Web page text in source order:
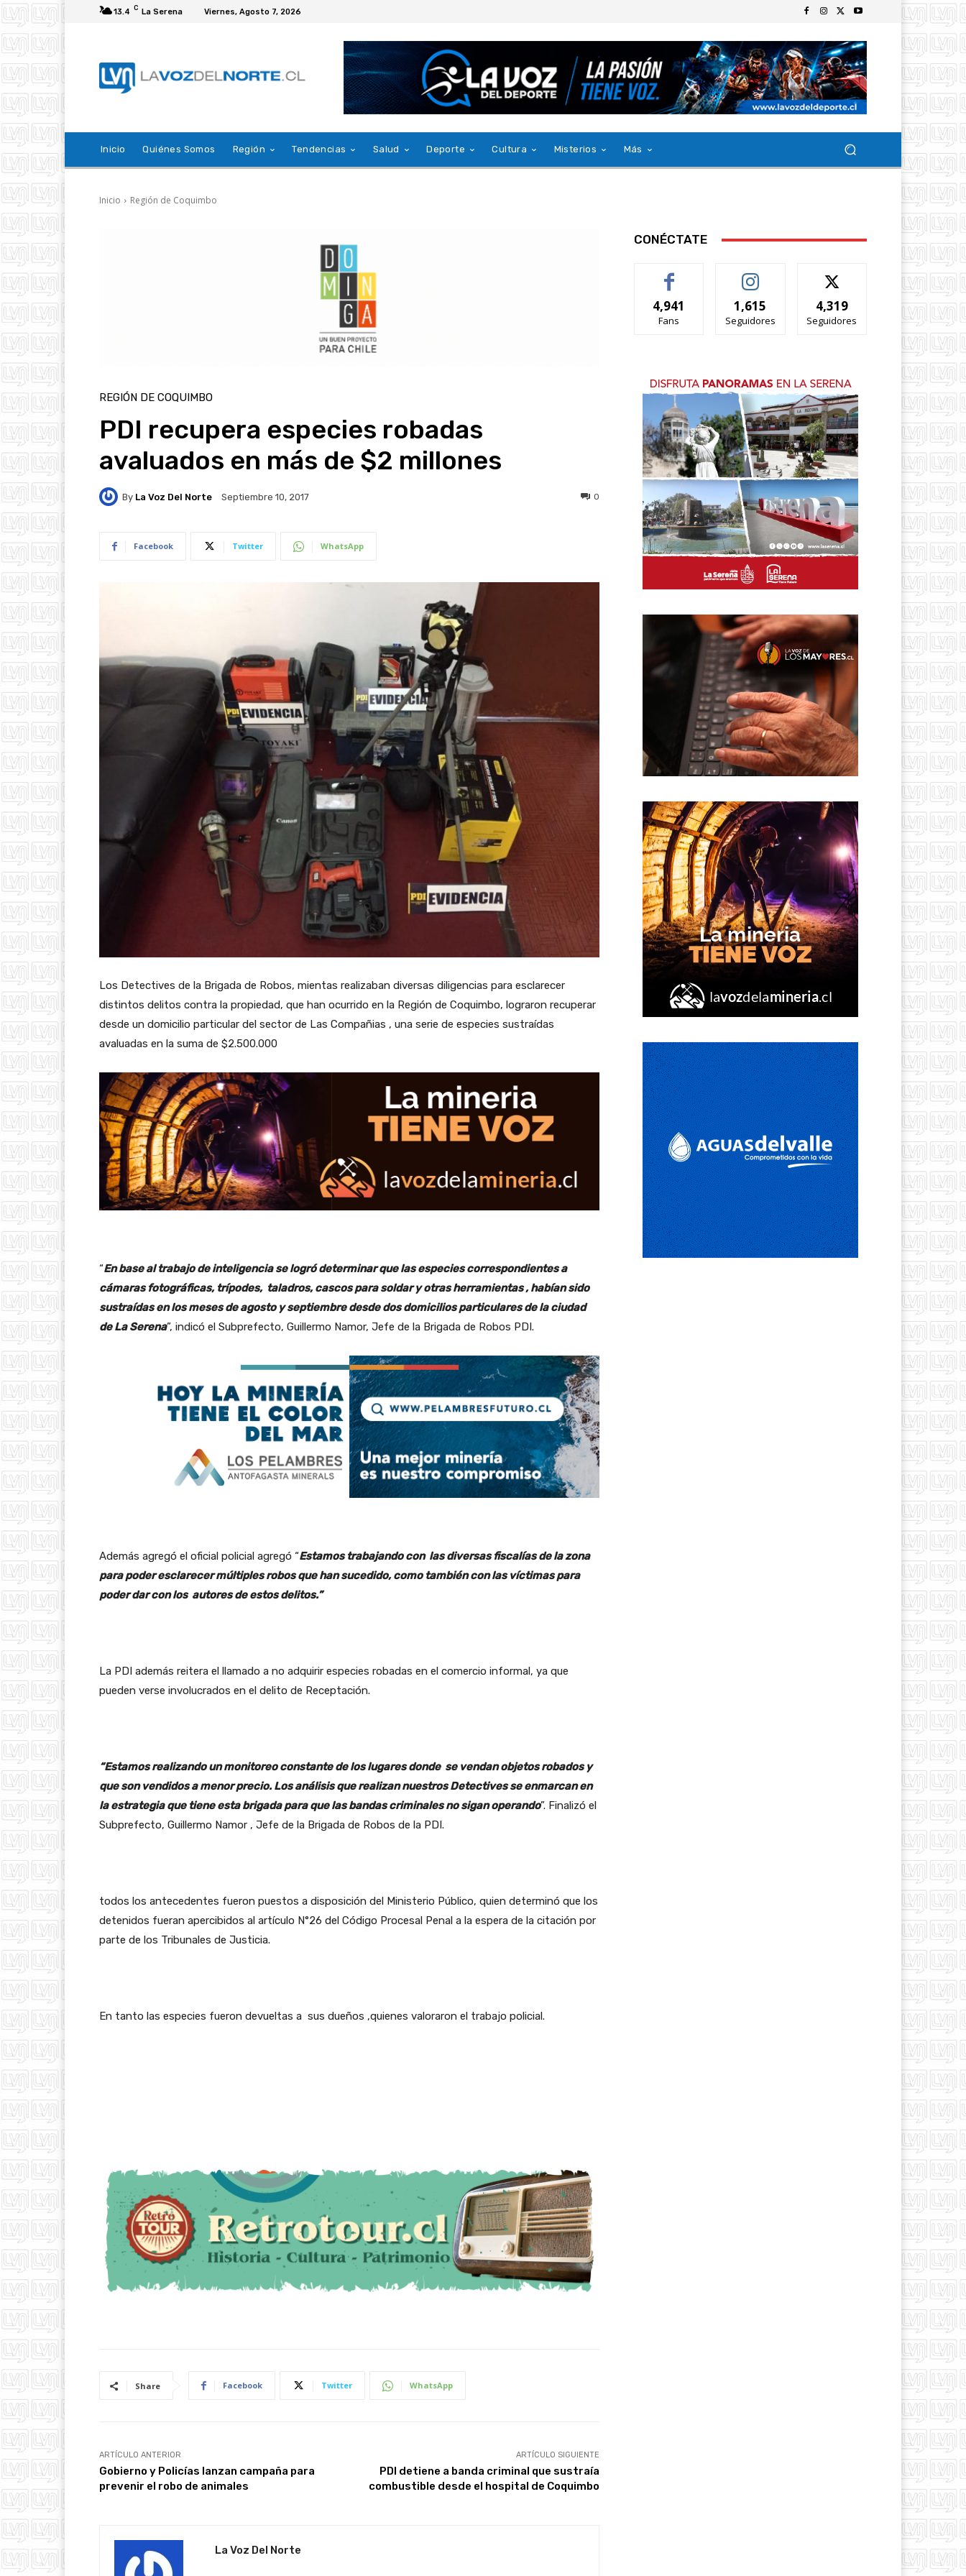
13.4 C La Serena Viernes, Agosto 7, 2026
Inicio Quiénes Somos Región Tendencias Salud Deporte Cultura Misterios Más
Inicio Región de Coquimbo
REGIÓN DE COQUIMBO
PDI recupera especies robadas
avaluados en más de $2 millones
By La Voz Del Norte Septiembre 10, 2017 0
Facebook Twitter WhatsApp
Los Detectives de la Brigada de Robos, mientas realizaban diversas diligencias para esclarecer
distintos delitos contra la propiedad, que han ocurrido en la Región de Coquimbo, lograron recuperar
desde un domicilio particular del sector de Las Compañias , una serie de especies sustraídas
avaluadas en la suma de $2.500.000
“En base al trabajo de inteligencia se logró determinar que las especies correspondientes a
cámaras fotográficas, trípodes, taladros, cascos para soldar y otras herramientas , habían sido
sustraídas en los meses de agosto y septiembre desde dos domicilios particulares de la ciudad
de La Serena”, indicó el Subprefecto, Guillermo Namor, Jefe de la Brigada de Robos PDI.
Además agregó el oficial policial agregó “Estamos trabajando con las diversas fiscalías de la zona
para poder esclarecer múltiples robos que han sucedido, como también con las víctimas para
poder dar con los autores de estos delitos.”
La PDI además reitera el llamado a no adquirir especies robadas en el comercio informal, ya que
pueden verse involucrados en el delito de Receptación.
“Estamos realizando un monitoreo constante de los lugares donde se vendan objetos robados y
que son vendidos a menor precio. Los análisis que realizan nuestros Detectives se enmarcan en
la estrategia que tiene esta brigada para que las bandas criminales no sigan operando”. Finalizó el
Subprefecto, Guillermo Namor , Jefe de la Brigada de Robos de la PDI.
todos los antecedentes fueron puestos a disposición del Ministerio Público, quien determinó que los
detenidos fueran apercibidos al artículo N°26 del Código Procesal Penal a la espera de la citación por
parte de los Tribunales de Justicia.
En tanto las especies fueron devueltas a sus dueños ,quienes valoraron el trabajo policial.
Share Facebook Twitter WhatsApp
ARTÍCULO ANTERIOR
Gobierno y Policías lanzan campaña para
prevenir el robo de animales
ARTÍCULO SIGUIENTE
PDI detiene a banda criminal que sustraía
combustible desde el hospital de Coquimbo
La Voz Del Norte
CONÉCTATE
4,941
Fans
1,615
Seguidores
4,319
Seguidores